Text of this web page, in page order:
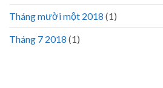
Tháng mười một 2018 (1)
Tháng 7 2018 (1)